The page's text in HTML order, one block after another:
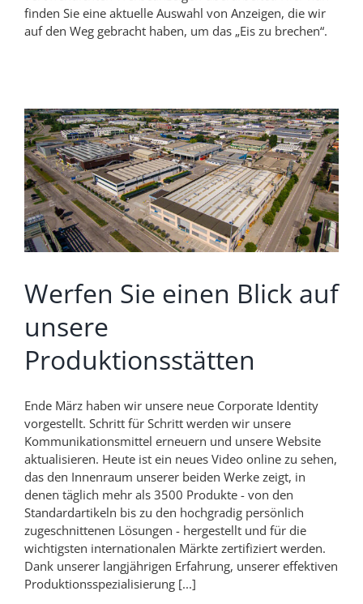
finden Sie eine aktuelle Auswahl von Anzeigen, die wir
auf den Weg gebracht haben, um das „Eis zu brechen“.
Werfen Sie einen Blick auf
unsere
Produktionsstätten
Ende März haben wir unsere neue Corporate Identity
vorgestellt. Schritt für Schritt werden wir unsere
Kommunikationsmittel erneuern und unsere Website
aktualisieren. Heute ist ein neues Video online zu sehen,
das den Innenraum unserer beiden Werke zeigt, in
denen täglich mehr als 3500 Produkte - von den
Standardartikeln bis zu den hochgradig persönlich
zugeschnittenen Lösungen - hergestellt und für die
wichtigsten internationalen Märkte zertifiziert werden.
Dank unserer langjährigen Erfahrung, unserer effektiven
Produktionsspezialisierung [...]